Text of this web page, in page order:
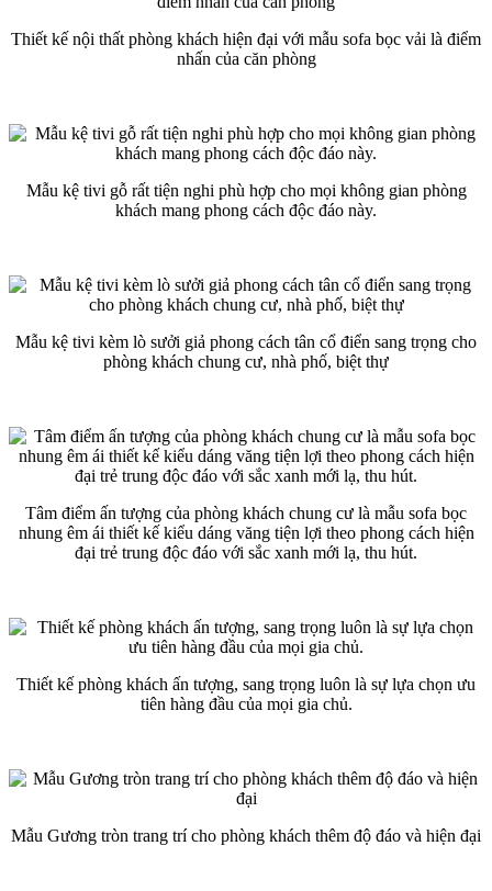
Thiết kế nội thất phòng khách hiện đại với mẫu sofa bọc vải là điểm
nhấn của căn phòng
Mẫu kệ tivi gỗ rất tiện nghi phù hợp cho mọi không gian phòng
khách mang phong cách độc đáo này.
Mẫu kệ tivi kèm lò sưởi giả phong cách tân cổ điển sang trọng cho
phòng khách chung cư, nhà phố, biệt thự
Tâm điểm ấn tượng của phòng khách chung cư là mẫu sofa bọc
nhung êm ái thiết kế kiểu dáng văng tiện lợi theo phong cách hiện
đại trẻ trung độc đáo với sắc xanh mới lạ, thu hút.
Thiết kế phòng khách ấn tượng, sang trọng luôn là sự lựa chọn ưu
tiên hàng đầu của mọi gia chủ.
Mẫu Gương tròn trang trí cho phòng khách thêm độ đáo và hiện đại